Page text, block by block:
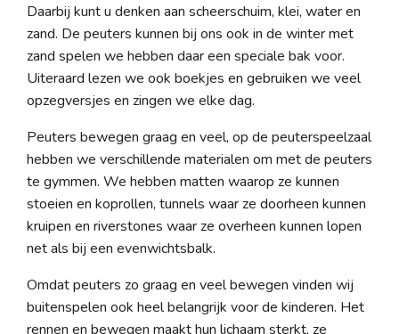
Daarbij kunt u denken aan scheerschuim, klei, water en
zand. De peuters kunnen bij ons ook in de winter met
zand spelen we hebben daar een speciale bak voor.
Uiteraard lezen we ook boekjes en gebruiken we veel
opzegversjes en zingen we elke dag.
Peuters bewegen graag en veel, op de peuterspeelzaal
hebben we verschillende materialen om met de peuters
te gymmen. We hebben matten waarop ze kunnen
stoeien en koprollen, tunnels waar ze doorheen kunnen
kruipen en riverstones waar ze overheen kunnen lopen
net als bij een evenwichtsbalk.
Omdat peuters zo graag en veel bewegen vinden wij
buitenspelen ook heel belangrijk voor de kinderen. Het
rennen en bewegen maakt hun lichaam sterkt, ze